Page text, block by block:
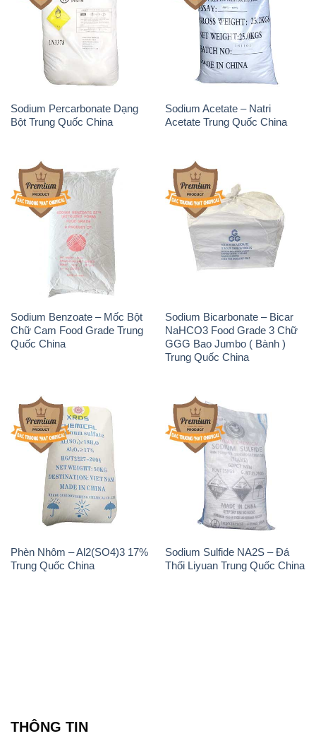
Sodium Percarbonate Dạng
Bột Trung Quốc China
Sodium Acetate – Natri
Acetate Trung Quốc China
Sodium Benzoate – Mốc Bột
Chữ Cam Food Grade Trung
Quốc China
Sodium Bicarbonate – Bicar
NaHCO3 Food Grade 3 Chữ
GGG Bao Jumbo ( Bành )
Trung Quốc China
Phèn Nhôm – Al2(SO4)3 17%
Trung Quốc China
Sodium Sulfide NA2S – Đá
Thối Liyuan Trung Quốc China
THÔNG TIN